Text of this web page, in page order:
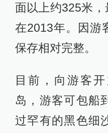
面以上约325米
在2013年。因游
保存相对完整。
目前，向游客
岛，游客可包船
过罕有的黑色细